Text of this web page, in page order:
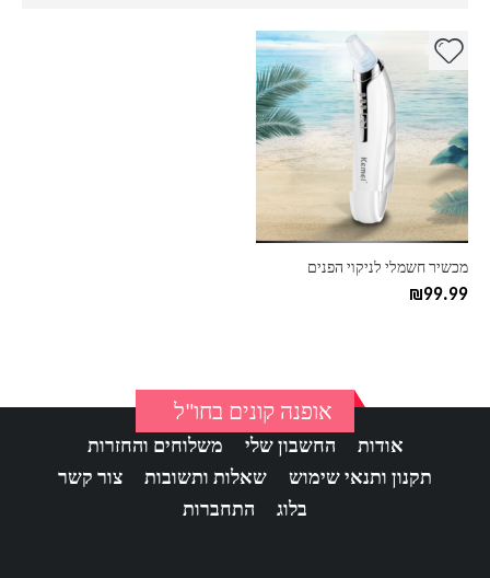
מכשיר חשמלי לניקוי הפנים
₪99.99
אופנה קונים בחו"ל
אודות החשבון שלי
משלוחים והחזרות
תקנון ותנאי שימוש
שאלות ותשובות
צור קשר
בלוג
התחברות